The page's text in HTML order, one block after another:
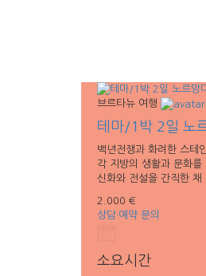
브르타뉴 여행
테마/1박 2일 노
백년전쟁과 화려한 스테
각 지방의 생활과 문화를
신화와 전설을 간직한
2.000 €
상담·예약 문의
소요시간